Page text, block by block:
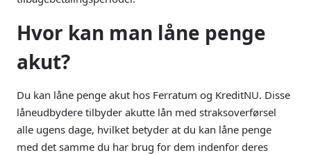
Hvor kan man låne penge
akut?
Du kan låne penge akut hos Ferratum og KreditNU. Disse
låneudbydere tilbyder akutte lån med straksoverførsel
alle ugens dage, hvilket betyder at du kan låne penge
med det samme du har brug for dem indenfor deres